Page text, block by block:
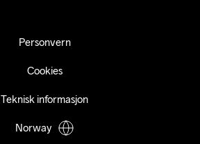
Personvern
Cookies
Teknisk informasjon
Norway